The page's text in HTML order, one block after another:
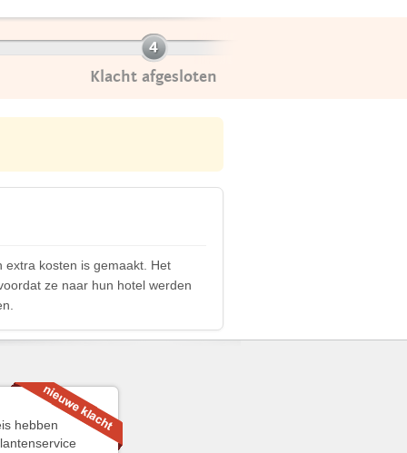
Klacht afgesloten
extra kosten is gemaakt. Het
ze naar hun hotel werden
hebben